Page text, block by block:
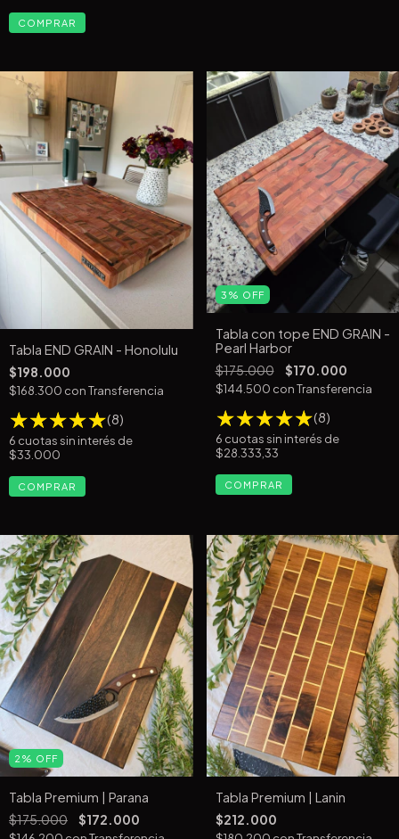
Tabla END GRAIN - Honolulu
$198.000
$168.300 conTransferencia
(8)
6 cuotas sin interés de
$33.000
3 % OFF
Tabla con tope END GRAIN -
Pearl Harbor
$175.000 $170.000
$144.500 conTransferencia
(8)
6 cuotas sin interés de
$28.333,33
2 % OFF
Tabla Premium | Parana
$175.000 $172.000
Tabla Premium | Lanin
$212.000